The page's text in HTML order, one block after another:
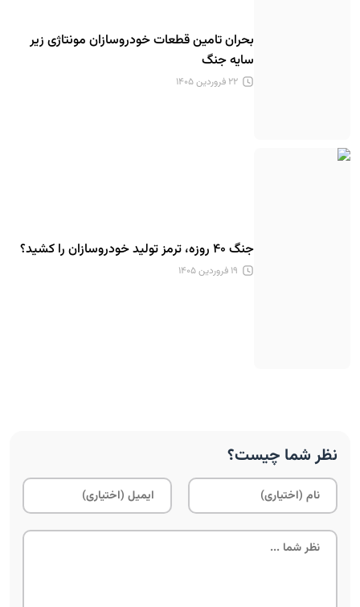
بحران تامین قطعات خودروسازان مونتاژی زیر
سایه جنگ
۲۲ فروردین ۱۴۰۵
جنگ ۴۰ روزه، ترمز تولید خودروسازان را کشید؟
۱۹ فروردین ۱۴۰۵
نظر شما چیست؟